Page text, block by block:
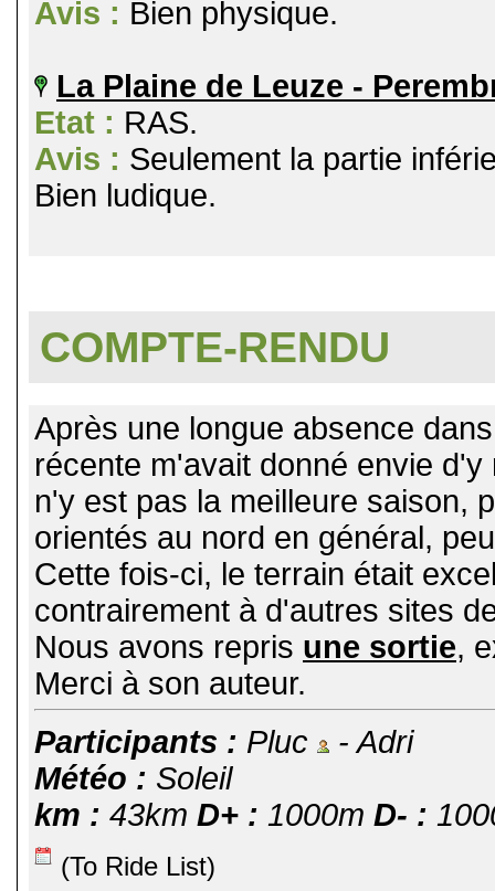
Avis : Bien physique.
La Plaine de Leuze -
Etat : RAS.
Avis : Seulement la partie
Bien ludique.
COMPTE-RENDU
Après une longue absence
récente m'avait donné envie
n'y est pas la meilleure saison,
orientés au nord en général,
Cette fois-ci, le terrain était
contrairement à d'autres sites
Nous avons repris une sortie,
Merci à son auteur.
Participants : Pluc
- Adri
Météo : Soleil
km : 43km D+ : 1000m D- :
(To Ride List)